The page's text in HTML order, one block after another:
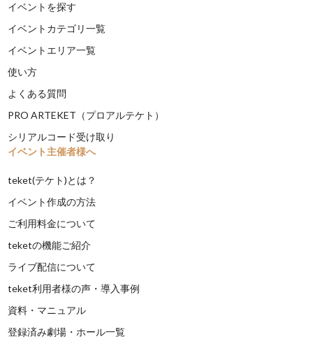
イベントを探す
イベントカテゴリ一覧
イベントエリア一覧
使い方
よくある質問
PRO ARTEKET（プロアルテケト）
シリアルコード受け取り
イベント主催者様へ
teket(テケト)とは？
イベント作成の方法
ご利用料金について
teketの機能ご紹介
ライブ配信について
teket利用者様の声・導入事例
資料・マニュアル
登録済み劇場・ホール一覧